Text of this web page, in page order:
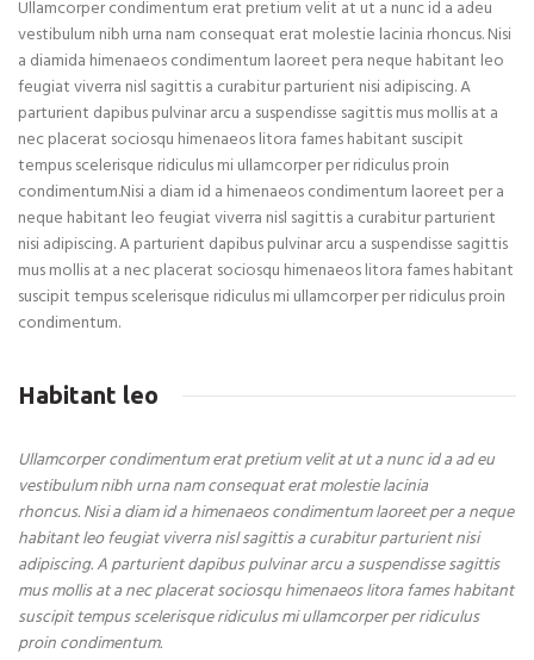
Ullamcorper condimentum erat pretium velit at ut a nunc id a adeu
vestibulum nibh urna nam consequat erat molestie lacinia rhoncus. Nisi
a diamida himenaeos condimentum laoreet pera neque habitant leo
feugiat viverra nisl sagittis a curabitur parturient nisi adipiscing. A
parturient dapibus pulvinar arcu a suspendisse sagittis mus mollis at a
nec placerat sociosqu himenaeos litora fames habitant suscipit
tempus scelerisque ridiculus mi ullamcorper per ridiculus proin
condimentum.Nisi a diam id a himenaeos condimentum laoreet per a
neque habitant leo feugiat viverra nisl sagittis a curabitur parturient
nisi adipiscing. A parturient dapibus pulvinar arcu a suspendisse sagittis
mus mollis at a nec placerat sociosqu himenaeos litora fames habitant
suscipit tempus scelerisque ridiculus mi ullamcorper per ridiculus proin
condimentum.
Habitant leo
Ullamcorper condimentum erat pretium velit at ut a nunc id a ad eu
vestibulum nibh urna nam consequat erat molestie lacinia
rhoncus. Nisi a diam id a himenaeos condimentum laoreet per a neque
habitant leo feugiat viverra nisl sagittis a curabitur parturient nisi
adipiscing. A parturient dapibus pulvinar arcu a suspendisse sagittis
mus mollis at a nec placerat sociosqu himenaeos litora fames habitant
suscipit tempus scelerisque ridiculus mi ullamcorper per ridiculus
proin condimentum.